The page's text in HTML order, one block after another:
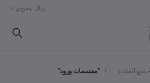
ريال سعودي
جميع الفئات "مجسمات ورود"